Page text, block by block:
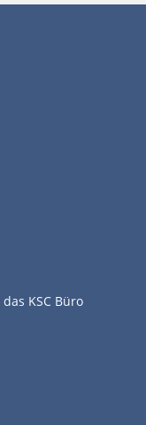
KSC Büro